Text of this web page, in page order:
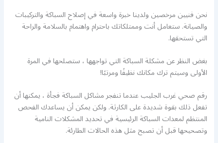
نحن فنيين مرخصين ولدينا خبرة واسعة في إصلاح السباكة والتركيبات
والصيانة. ستعامل أنت وممتلكاتك باحترام واهتمام بالسلامة والراحة
التي تستحقها.
بغض النظر عن مشكلة السباكة التي تواجهها ، ستصلحها في المرة
الأولى وسيتم ترك مكانك نظيفًا ومرتبًا!
رقم صحي غرب الجليب عندما تنفجر مشاكل السباكة فجأة ، يمكنها أن
تفعل ذلك بقوة شديدة على الكارثة. ولكن يمكن أن يساعدك الفحص
المنتظم لمعدات السباكة الرئيسية في تحديد المشكلات النامية
وتصحيحها قبل أن تصبح مثل هذه الحالات الطارئة.